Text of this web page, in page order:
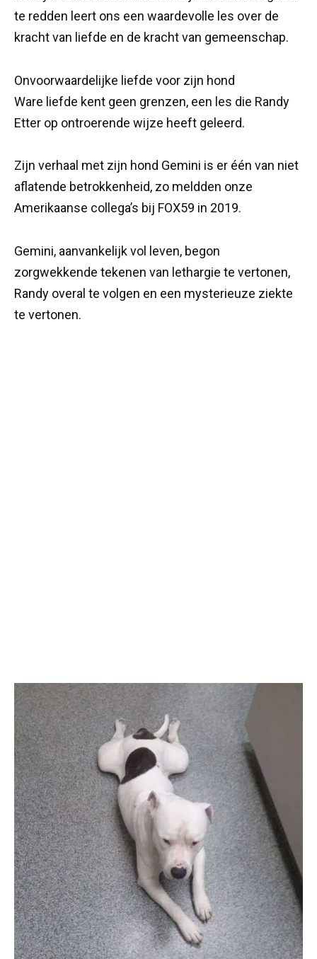
te redden leert ons een waardevolle les over de
kracht van liefde en de kracht van gemeenschap.
Onvoorwaardelijke liefde voor zijn hond
Ware liefde kent geen grenzen, een les die Randy
Etter op ontroerende wijze heeft geleerd.
Zijn verhaal met zijn hond Gemini is er één van niet
aflatende betrokkenheid, zo meldden onze
Amerikaanse collega’s bij FOX59 in 2019.
Gemini, aanvankelijk vol leven, begon
zorgwekkende tekenen van lethargie te vertonen,
Randy overal te volgen en een mysterieuze ziekte
te vertonen.